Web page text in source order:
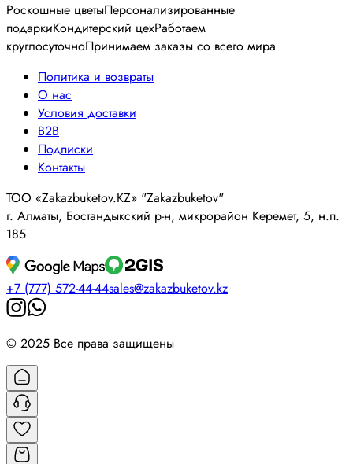
Роскошные цветыПерсонализированные
подаркиКондитерский цехРаботаем
круглосуточноПринимаем заказы со всего мира
Политика и возвраты
О нас
Условия доставки
B2B
Подписки
Контакты
ТОО «Zakazbuketov.KZ» "Zakazbuketov"
г. Алматы, Бостандыкский р-н, микрорайон Керемет, 5, н.п.
185
+7 (777) 572-44-44sales@zakazbuketov.kz
© 2025 Все права защищены